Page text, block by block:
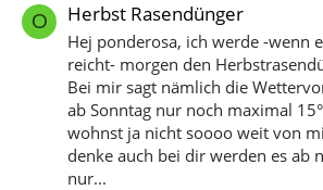
O Herbst Rasendünger
Hej ponderosa, ich werde -wenn
reicht- morgen den
Bei mir sagt nämlich die
ab Sonntag nur noch maximal
wohnst ja nicht soooo weit von
denke auch bei dir werden es ab
nur...